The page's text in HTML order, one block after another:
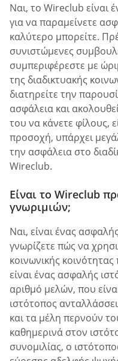
Ναι, το Wireclub είναι
για να παραμείνετε
καλύτερο μπορείτε.
συνιστώμενες
συμπεριφέρεστε με
της διαδικτυακής
διατηρείτε την
ασφάλεια και
του να κάνετε φίλους,
προσοχή, υπάρχει
την ασφάλεια στο
Wireclub.
Είναι το Wireclub
γνωριμιών;
Ναι, είναι ένας
γνωρίζετε πώς να
κοινωνικής
είναι ένας ασφαλής
αριθμό μελών, που
ιστότοπος
και τα μέλη περνούν
καθημερινά στον
συνομιλίας, ο